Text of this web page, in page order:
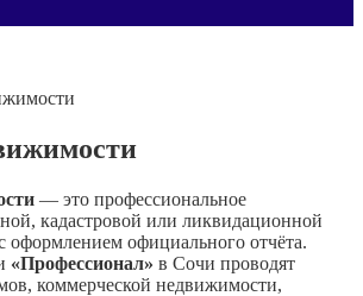
— это профессиональное
кадастровой или ликвидационной
оформлением официального отчёта.
«Профессионал» в Сочи проводят
коммерческой недвижимости,